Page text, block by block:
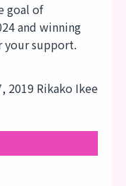
goal of
and winning
your support.
2019 Rikako Ikee